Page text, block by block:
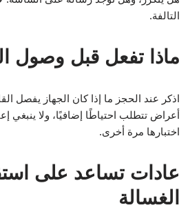
التالفة.
ماذا تفعل قبل وصول
اذكر عند الحجز ما إذا كان الجهاز يفصل
أعراض تتطلب احتياطًا إضافيًا، ولا ينبغي
اختبارها مرة أخرى.
عادات تساعد على
الغسالة